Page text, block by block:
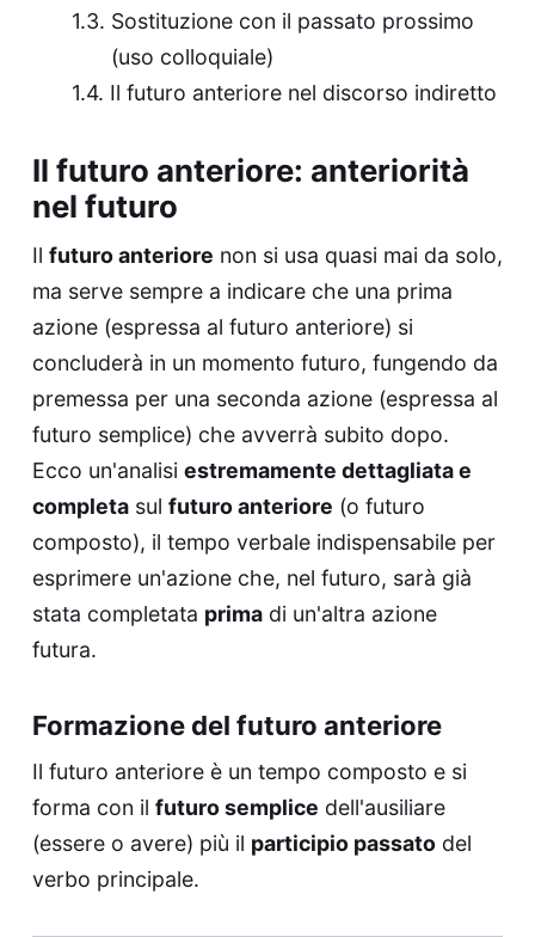
Sostituzione con il passato prossimo
(uso colloquiale)
Il futuro anteriore nel discorso indiretto
Il futuro anteriore: anteriorità
nel futuro
Il futuro anteriore non si usa quasi mai da solo,
ma serve sempre a indicare che una prima
azione (espressa al futuro anteriore) si
concluderà in un momento futuro, fungendo da
premessa per una seconda azione (espressa al
futuro semplice) che avverrà subito dopo.
Ecco un'analisi estremamente dettagliata e
completasul futuro anteriore (o futuro
composto), il tempo verbale indispensabile per
esprimere un'azione che, nel futuro, sarà già
stata completata primadi un'altra azione
futura.
Formazione del futuro anteriore
Il futuro anteriore è un tempo composto e si
forma con il futuro semplice dell'ausiliare
(essere o avere) più il participio passatodel
verbo principale.